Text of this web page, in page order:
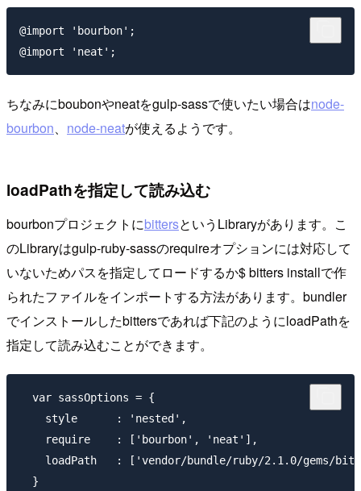
@import 'bourbon';
ちなみにboubonやneatをgulp-sassで使いたい場合はnode-
bourbon、 node-neatが使えるようです。
loadPathを指定して読み込む
bourbonプロジェクトにbittersというLibraryがあります。こ
のLibraryはgulp-ruby-sassのrequireオプションには対応して
いないためパスを指定してロードするか$ bitters installで作
られたファイルをインポートする方法があります。bundler
でインストールしたbittersであれば下記のようにloadPathを
指定して読み込むことができます。
  var sassOptions = {
    style      : 'nested',
    require    : ['bourbon', 'neat'],
loadPath   : ['vendor/bundle/ruby/2.1.0/gems/